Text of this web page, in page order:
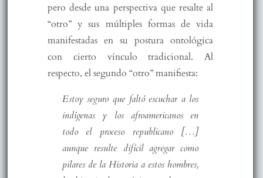
pero desde una perspectiva que resalte al
“otro” y sus múltiples formas de vida
manifestadas en su postura ontológica
con cierto vínculo tradicional. Al
respecto, el segundo “otro” manifiesta:
Estoy seguro que faltó escuchar a los
indígenas y los afroamericanos en
todo el proceso republicano […]
aunque resulte difícil agregar como
pilares de la Historia a estos hombres,